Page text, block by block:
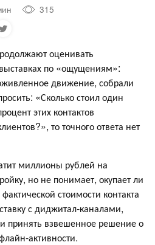
315
оценивать
по «ощущениям»:
движение, собрали
«Сколько стоил один
этих контактов
то точного ответа нет
миллионы рублей на
но не понимает, окупает ли
стоимости контакта
с диджитал-каналами,
принять взвешенное решение о
активности.